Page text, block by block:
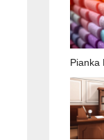
Pianka